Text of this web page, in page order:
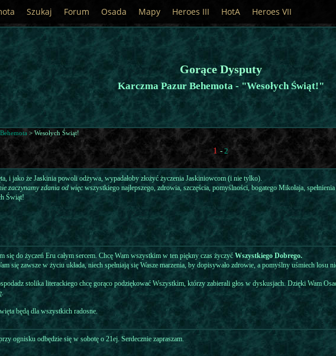
Gorące Dysputy
Karczma Pazur Behemota - "Wesołych Świąt!"
> Wesołych Świąt!
1 - 2
i jako że Jaskinia powoli odżywa, wypadałoby złożyć życzenia Jaskiniowcom (i nie tylko).
zaczynamy zdania od więcwszystkiego najlepszego, zdrowia, szczęścia, pomyślności, bogatego Mikołaja,
Świąt!
się do życzeń Eru całym sercem. Chcę Wam wszystkim w ten piękny czas życzyć Wszystkiego Dobrego.
się zawsze w życiu układa, niech spełniają się Wasze marzenia, by dopisywało zdrowie, a pomyślny uśmiech losu
stolika literackiego chcę gorąco podziękować Wszystkim, którzy zabierali głos w dyskusjach. Dzięki Wam
będą dla wszystkich radosne.
ognisku odbędzie się w sobotę o 21ej. Serdecznie zapraszam.
Szukaj Forum Osada Mapy Heroes III HotA Heroes VII